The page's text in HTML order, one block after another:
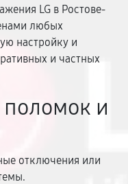
LG в Ростове-
любых
настройку и
и частных
и
отключения или